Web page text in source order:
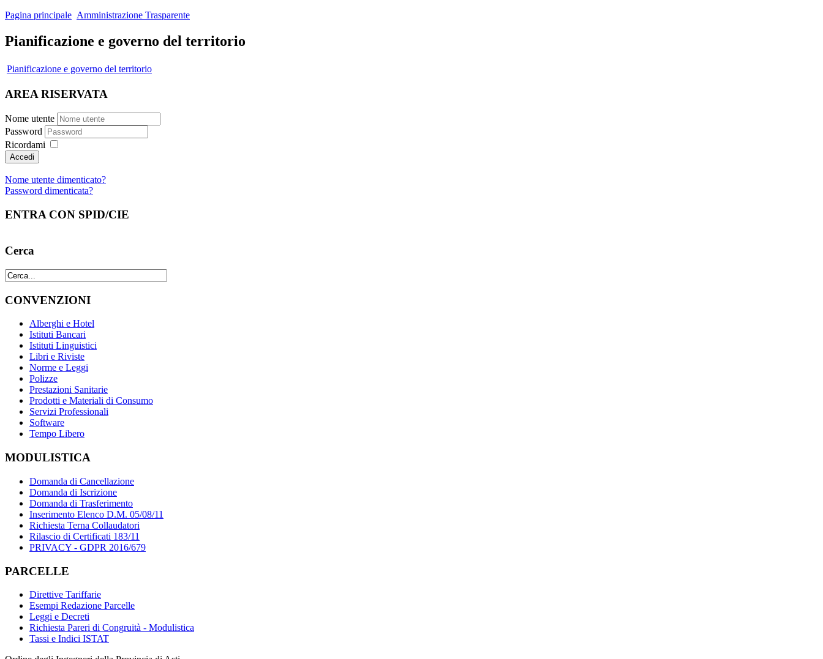
Pagina principale Amministrazione Trasparente
Pianificazione e governo del territorio
Pianificazione e governo del territorio
AREA RISERVATA
Nome utente
Password
Ricordami
Nome utente dimenticato?
Password dimenticata?
ENTRA CON SPID/CIE
Cerca
CONVENZIONI
Alberghi e Hotel
Istituti Bancari
Istituti Linguistici
Libri e Riviste
Norme e Leggi
Polizze
Prestazioni Sanitarie
Prodotti e Materiali di Consumo
Servizi Professionali
Software
Tempo Libero
MODULISTICA
Domanda di Cancellazione
Domanda di Iscrizione
Domanda di Trasferimento
Inserimento Elenco D.M. 05/08/11
Richiesta Terna Collaudatori
Rilascio di Certificati 183/11
PRIVACY - GDPR 2016/679
PARCELLE
Direttive Tariffarie
Esempi Redazione Parcelle
Leggi e Decreti
Richiesta Pareri di Congruità - Modulistica
Tassi e Indici ISTAT